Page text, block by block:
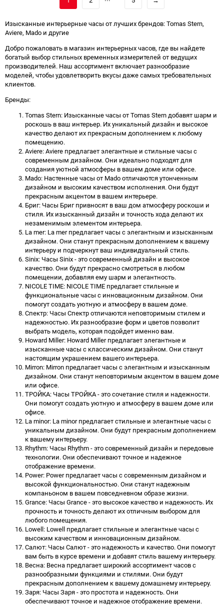
Изысканные интерьерные часы от лучших брендов: Tomas Stern,
Aviere, Mado и другие
Добро пожаловать в магазин интерьерных часов, где вы найдете
богатый выбор стильных временных измерителей от ведущих
производителей. Наш ассортимент включает разнообразие
моделей, чтобы удовлетворить вкусы даже самых требовательных
клиентов.
Бренды:
Tomas Stern: Изысканные часы от Tomas Stern добавят шарм и
роскошь в ваш интерьер. Их уникальный дизайн и высокое
качество делают их прекрасным дополнением к любому
помещению.
Aviere: Aviere предлагает элегантные и стильные часы с
современным дизайном. Они идеально подходят для
создания уютной атмосферы в вашем доме или офисе.
Mado: Настенные часы от Mado отличаются утонченным
дизайном и высоким качеством исполнения. Они будут
прекрасным акцентом в вашем интерьере.
Бриг: Часы Бриг привносят в ваш дом атмосферу роскоши и
стиля. Их изысканный дизайн и точность хода делают их
незаменимым элементом интерьера.
La mer: La mer предлагает часы с элегантным и изысканным
дизайном. Они станут прекрасным дополнением к вашему
интерьеру и подчеркнут ваш индивидуальный стиль.
Sinix: Часы Sinix - это современный дизайн и высокое
качество. Они будут прекрасно смотреться в любом
помещении, добавляя ему шарм и элегантность.
NICOLE TIME: NICOLE TIME предлагает стильные и
функциональные часы с инновационным дизайном. Они
помогут создать уютную и атмосферу в вашем доме.
Спектр: Часы Спектр отличаются неповторимым стилем и
надежностью. Их разнообразие форм и цветов позволит
выбрать модель, которая подойдет именно вам.
Howard Miller: Howard Miller предлагает элегантные и
изысканные часы с классическим дизайном. Они станут
настоящим украшением вашего интерьера.
Mirron: Mirron предлагает часы с элегантным и изысканным
дизайном. Они станут неповторимым акцентом в вашем доме
или офисе.
ТРОЙКА: Часы ТРОЙКА - это сочетание стиля и надежности.
Они помогут создать уютную и атмосферу в вашем доме или
офисе.
La minor: La minor предлагает стильные и элегантные часы с
уникальным дизайном. Они будут прекрасным дополнением
к вашему интерьеру.
Rhythm: Часы Rhythm - это современный дизайн и передовые
технологии. Они обеспечивают точное и надежное
отображение времени.
Power: Power предлагает часы с современным дизайном и
высокой функциональностью. Они станут надежным
компаньоном в вашем повседневном образе жизни.
Grance: Часы Grance - это высокое качество и надежность. Их
прочность и точность делают их отличным выбором для
любого помещения.
Lowell: Lowell предлагает стильные и элегантные часы с
высоким качеством и инновационным дизайном.
Салют: Часы Салют - это надежность и качество. Они помогут
вам быть в курсе времени и добавят стиль вашему интерьеру.
Весна: Весна предлагает широкий ассортимент часов с
разнообразными функциями и стилями. Они будут
прекрасным дополнением к вашему домашнему интерьеру.
Заря: Часы Заря - это простота и надежность. Они
обеспечивают точное и надежное отображение времени.